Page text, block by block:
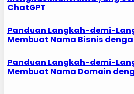
ChatGPT
Panduan Langkah-demi-
Membuat Nama Bisnis
Panduan Langkah-demi-
Membuat Nama Domain